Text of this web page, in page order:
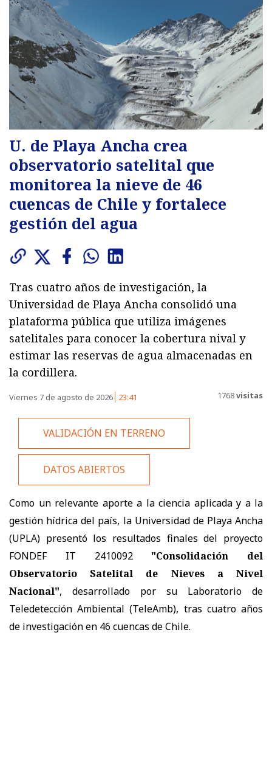
U. de Playa Ancha crea
observatorio satelital que
monitorea la nieve de 46
cuencas de Chile y fortalece
gestión del agua
Tras cuatro años de investigación, la
Universidad de Playa Ancha consolidó una
plataforma pública que utiliza imágenes
satelitales para conocer la cobertura nival y
estimar las reservas de agua almacenadas en
la cordillera.
Viernes 7 de agosto de 2026 23:41 1768visitas
VALIDACIÓN EN TERRENO
DATOS ABIERTOS
Como un relevante aporte a la ciencia aplicada y a la
gestión hídrica del país, la Universidad de Playa Ancha
(UPLA) presentó los resultados finales del proyecto
FONDEF IT 2410092
"Consolidación del
Observatorio Satelital de Nieves a Nivel
Nacional", desarrollado por su Laboratorio de
Teledetección Ambiental (TeleAmb), tras cuatro años
de investigación en 46 cuencas de Chile.